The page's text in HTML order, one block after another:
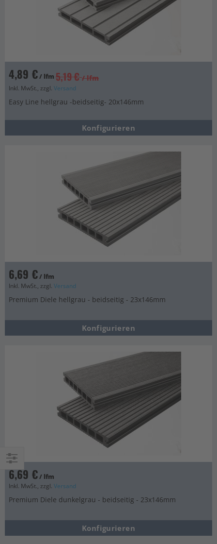
4,89 €/ lfm 5,19 € / lfm
Inkl. MwSt., zzgl. Versand
Easy Line hellgrau -beidseitig- 20x146mm
Konfigurieren
6,69 €/ lfm
Inkl. MwSt., zzgl. Versand
Premium Diele hellgrau - beidseitig - 23x146mm
Konfigurieren
6,69 €/ lfm
Inkl. MwSt., zzgl. Versand
Premium Diele dunkelgrau - beidseitig - 23x146mm
Konfigurieren
Einkaufsoptionen